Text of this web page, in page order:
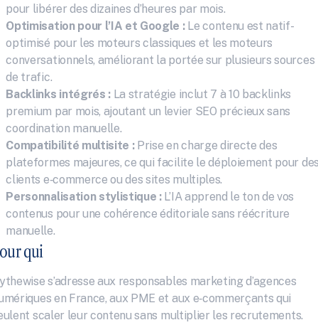
pour libérer des dizaines d’heures par mois.
Optimisation pour l’IA et Google : Le contenu est natif-
optimisé pour les moteurs classiques et les moteurs
conversationnels, améliorant la portée sur plusieurs sources
de trafic.
Backlinks intégrés : La stratégie inclut 7 à 10 backlinks
premium par mois, ajoutant un levier SEO précieux sans
coordination manuelle.
Compatibilité multisite : Prise en charge directe des
plateformes majeures, ce qui facilite le déploiement pour
clients e‑commerce ou des sites multiples.
Personnalisation stylistique : L’IA apprend le ton de vos
contenus pour une cohérence éditoriale sans réécriture
manuelle.
qui
s’adresse aux responsables marketing d’agences
en France, aux PME et aux e‑commerçants qui
scaler leur contenu sans multiplier les recrutements.